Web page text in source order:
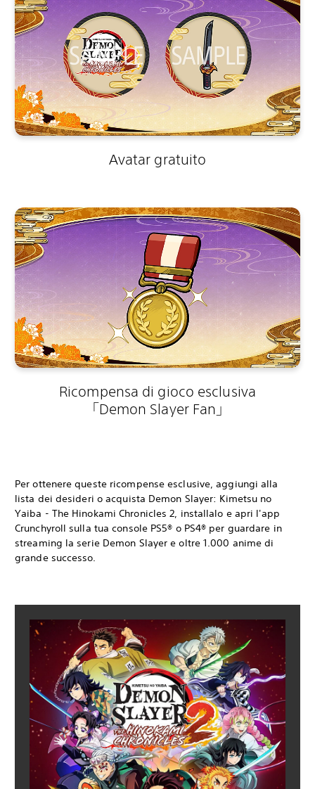
Avatar gratuito
Ricompensa di gioco esclusiva
「Demon Slayer Fan」
Per ottenere queste ricompense esclusive, aggiungi alla
lista dei desideri o acquista Demon Slayer: Kimetsu no
Yaiba - The Hinokami Chronicles 2, installalo e apri l'app
Crunchyroll sulla tua console PS5® o PS4® per guardare in
streaming la serie Demon Slayer e oltre 1.000 anime di
grande successo.